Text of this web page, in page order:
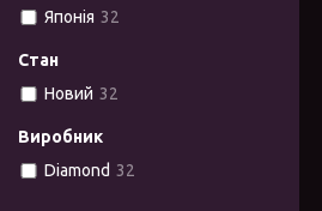
Японія 32
Стан
Новий 32
Виробник
Diamond 32